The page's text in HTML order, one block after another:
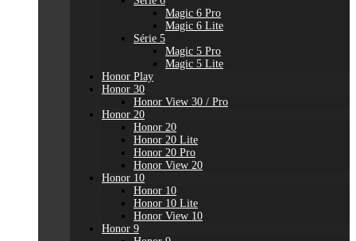
Magic 6 Pro
Magic 6 Lite
Série 5
Magic 5 Pro
Magic 5 Lite
Honor Play
Honor 30
Honor View 30 / Pro
Honor 20
Honor 20
Honor 20 Lite
Honor 20 Pro
Honor View 20
Honor 10
Honor 10
Honor 10 Lite
Honor View 10
Honor 9